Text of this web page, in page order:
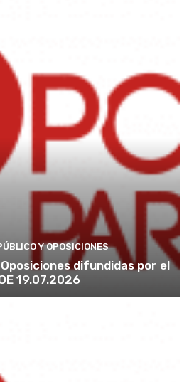
Y OPOSICIONES
difundidas por el
19.07.2026